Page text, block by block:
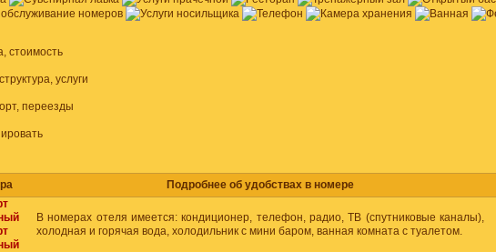
стоимость
услуги
переезды
Подробнее об удобствах в номере
В номерах отеля имеется: кондиционер, телефон, радио, ТВ (спутниковые каналы),
холодная и горячая вода, холодильник с мини баром, ванная комната с туалетом.